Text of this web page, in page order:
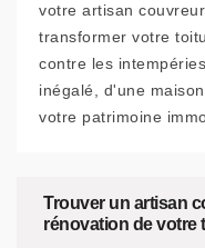
votre artisan
transformer votre
contre les
inégalé, d'une
votre patrimoine
Trouver un artisan
rénovation de votre